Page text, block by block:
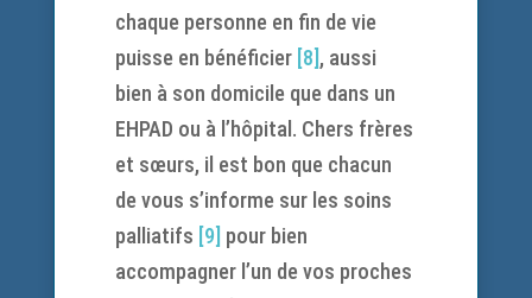
chaque personne en fin de vie
puisse en bénéficier [8], aussi
bien à son domicile que dans un
EHPAD ou à l’hôpital. Chers frères
et sœurs, il est bon que chacun
de vous s’informe sur les soins
palliatifs [9] pour bien
accompagner l’un de vos proches